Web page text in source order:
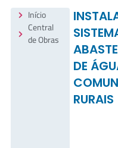
Início
Central
de Obras
DE
RURAIS